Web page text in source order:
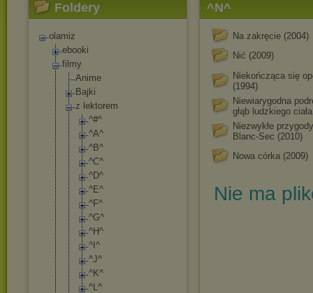
Foldery
olamiz
ebooki
filmy
Anime
Bajki
z lektorem
^#^
^A^
^B^
^C^
^D^
^E^
^F^
^G^
^H^
^I^
^J^
^K^
^L^
^N^
Na zakręcie (2004)
Nić (2009)
Niekończąca się
(1994)
Niewiarygodna
głąb ludzkiego ciała
Niezwykłe
Blanc-Sec (2010)
Nowa córka (2009)
Nie ma